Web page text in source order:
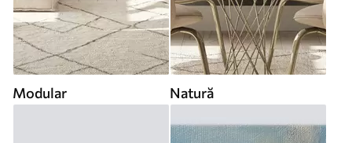
Modular Natură